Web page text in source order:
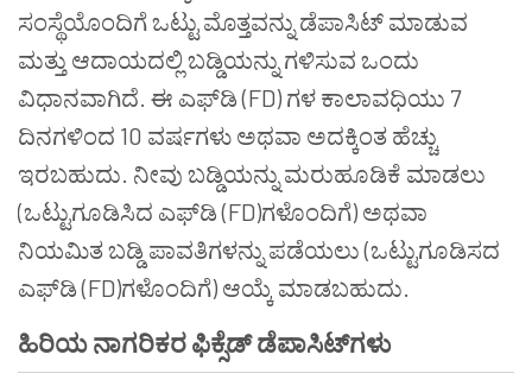
ಸಂಸ್ಥೆಯೊಂದಿಗೆ ಒಟ್ಟು ಮೊತ್ತವನ್ನು ಡೆಪಾಸಿಟ್ ಮಾಡುವ
ಮತ್ತು ಆದಾಯದಲ್ಲಿ ಬಡ್ಡಿಯನ್ನು ಗಳಿಸುವ ಒಂದು
ವಿಧಾನವಾಗಿದೆ. ಈ ಎಫ್‌ಡಿ (FD) ಗಳ ಕಾಲಾವಧಿಯು 7
ದಿನಗಳಿಂದ 10 ವರ್ಷಗಳು ಅಥವಾ ಅದಕ್ಕಿಂತ ಹೆಚ್ಚು
ಇರಬಹುದು. ನೀವು ಬಡ್ಡಿಯನ್ನು ಮರುಹೂಡಿಕೆ ಮಾಡಲು
(ಒಟ್ಟುಗೂಡಿಸಿದ ಎಫ್‌ಡಿ (FD)ಗಳೊಂದಿಗೆ) ಅಥವಾ
ನಿಯಮಿತ ಬಡ್ಡಿ ಪಾವತಿಗಳನ್ನು ಪಡೆಯಲು (ಒಟ್ಟುಗೂಡಿಸದ
ಎಫ್‌ಡಿ (FD)ಗಳೊಂದಿಗೆ) ಆಯ್ಕೆ ಮಾಡಬಹುದು.
ಹಿರಿಯ ನಾಗರಿಕರ ಫಿಕ್ಸೆಡ್ ಡೆಪಾಸಿಟ್‌ಗಳು